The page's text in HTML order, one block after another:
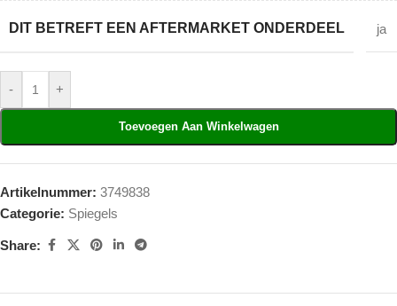
DIT BETREFT EEN AFTERMARKET ONDERDEEL ja
- +
Toevoegen Aan Winkelwagen
Artikelnummer: 3749838
Categorie: Spiegels
Share: